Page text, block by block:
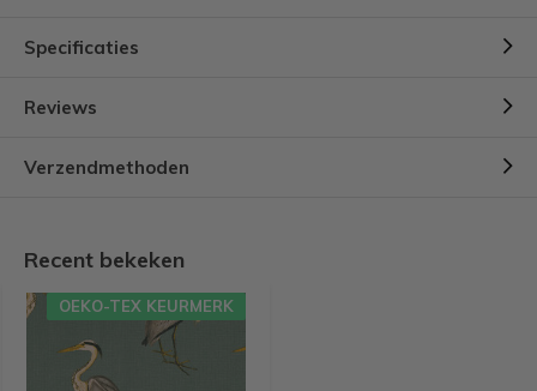
Specificaties
Reviews
Verzendmethoden
Recent bekeken
OEKO-TEX KEURMERK